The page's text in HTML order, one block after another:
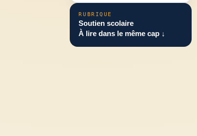
RUBRIQUE
Soutien scolaire
À lire dans le même cap ↓